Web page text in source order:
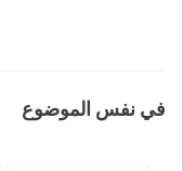
في نفس الموضوع